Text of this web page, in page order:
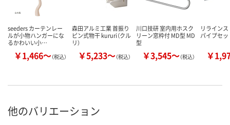
seeders カーテンレー
ルが小物ハンガーにな
るかわいい小…
￥1,466～（税込）
森田アルミ工業 首振り
ピン式物干 kururi（クル
リ）
￥5,233～（税込）
川口技研 室内用ホスク
リーン窓枠付 MD型 MD
型
￥3,545～（税込）
リライン
パイプセ
￥
他のバリエーション